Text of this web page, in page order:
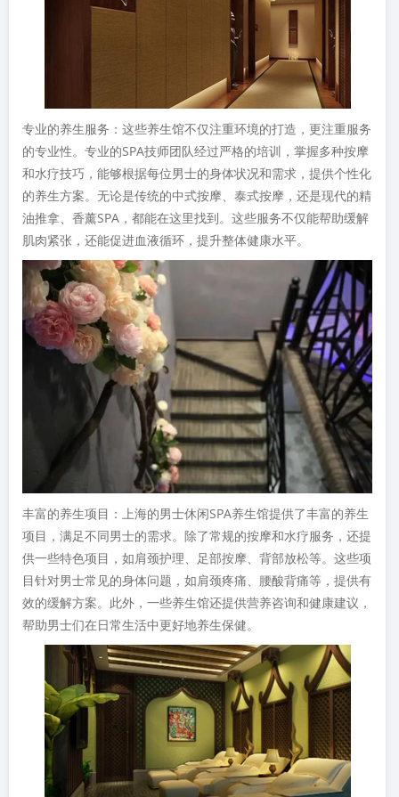
专业的养生服务：这些养生馆不仅注重环境的打造，更注重服务
的专业性。专业的SPA技师团队经过严格的培训，掌握多种按摩
和水疗技巧，能够根据每位男士的身体状况和需求，提供个性化
的养生方案。无论是传统的中式按摩、泰式按摩，还是现代的精
油推拿、香薰SPA，都能在这里找到。这些服务不仅能帮助缓解
肌肉紧张，还能促进血液循环，提升整体健康水平。
丰富的养生项目：上海的男士休闲SPA养生馆提供了丰富的养生
项目，满足不同男士的需求。除了常规的按摩和水疗服务，还提
供一些特色项目，如肩颈护理、足部按摩、背部放松等。这些项
目针对男士常见的身体问题，如肩颈疼痛、腰酸背痛等，提供有
效的缓解方案。此外，一些养生馆还提供营养咨询和健康建议，
帮助男士们在日常生活中更好地养生保健。